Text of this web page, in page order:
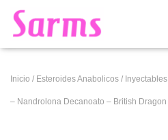
Inicio / Esteroides Anabolicos / Inyectables
– Nandrolona Decanoato – British Dragon